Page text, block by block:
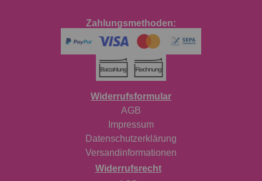
Zahlungsmethoden:
Widerrufsformular
AGB
Impressum
Datenschutzerklärung
Versandinformationen
Widerrufsrecht